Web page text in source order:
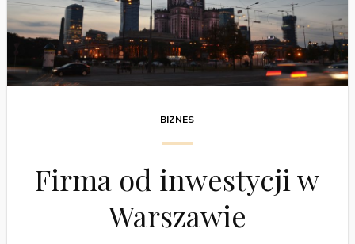
BIZNES
Firma od inwestycji w
Warszawie